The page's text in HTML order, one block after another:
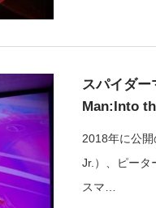
スパイダ
Man:Into
2018年に公
Jr.）、ピータ
スマ…